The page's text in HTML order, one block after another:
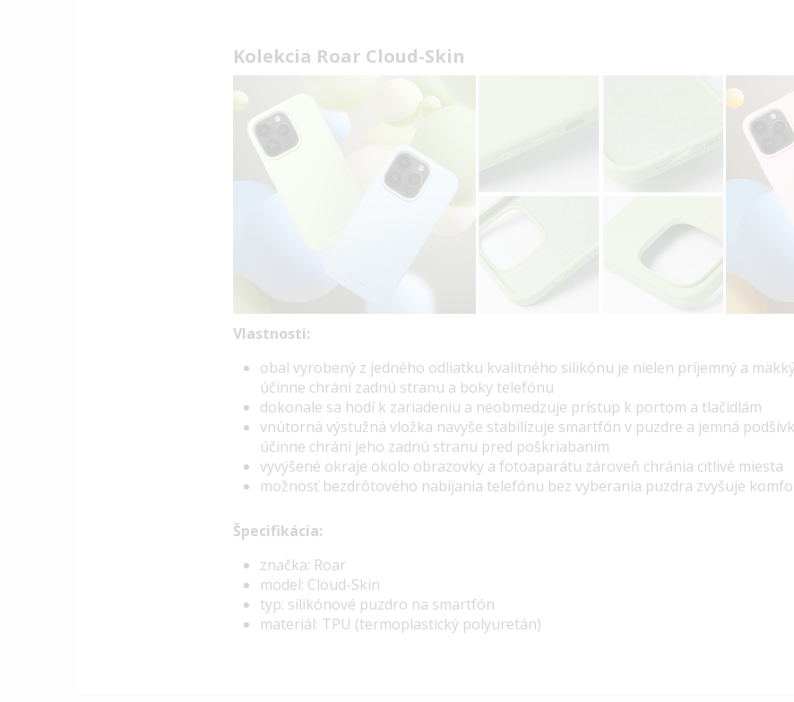
Kolekcia Roar Cloud-Skin
Vlastnosti:
obal vyrobený z jedného odliatku kvalitného silikónu je nielen príjemný a
účinne chráni zadnú stranu a boky telefónu
dokonale sa hodí k zariadeniu a neobmedzuje prístup k portom a tlačidlám
vnútorná výstužná vložka navyše stabilizuje smartfón v puzdre a jemná
účinne chráni jeho zadnú stranu pred poškriabaním
vyvýšené okraje okolo obrazovky a fotoaparátu zároveň chránia citlivé miesta
možnosť bezdrôtového nabíjania telefónu bez vyberania puzdra zvyšuje
Špecifikácia:
značka: Roar
model: Cloud-Skin
typ: silikónové puzdro na smartfón
materiál: TPU (termoplastický polyuretán)